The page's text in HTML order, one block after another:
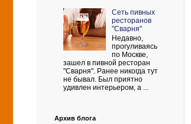
Сеть пивных
ресторанов
"Сварня"
Недавно,
прогуливаясь
по Москве,
зашел в пивной ресторан
"Сварня". Ранее никогда тут
не бывал. Был приятно
удивлен интерьером, а ...
Архив блога